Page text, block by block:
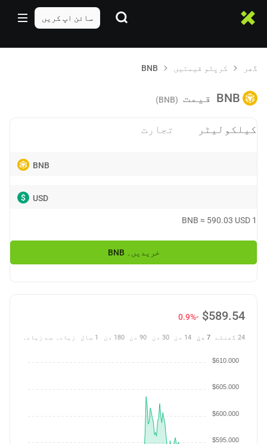
سائن اپ کریں
گھر کرپٹو قیمتیں BNB
BNB قیمت (BNB)
کیلکولیٹر تجارت
BNB
USD
$
1
BNB ≈ 590.03 USD
خریدیں۔ BNB
$589.54
-0.9%
24 گھنٹے 7 دن 14 دن 30 دن 90 دن 180 دن 1 سال زیادہ سے زیادہ
$595.000
$600.000
$605.000
$610.000